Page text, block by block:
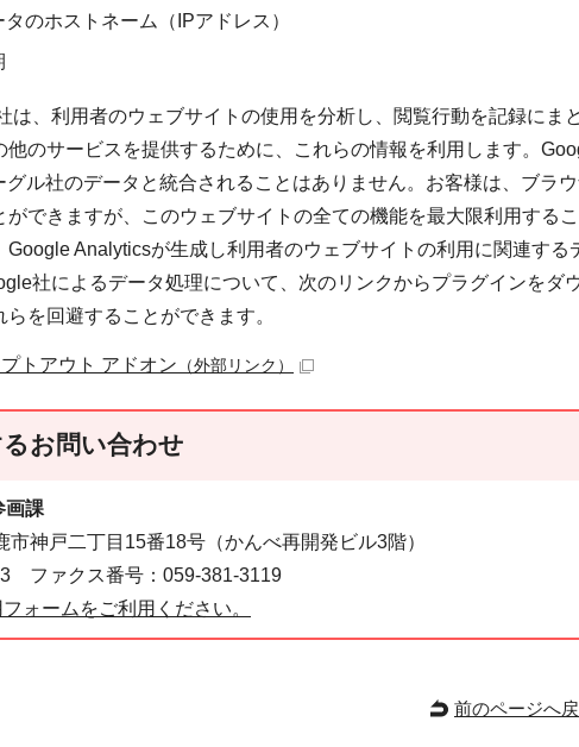
のホストネーム（IPアドレス）
、利用者のウェブサイトの使用を分析し、閲覧行動を記録にま
のサービスを提供するために、これらの情報を利用します。
ル社のデータと統合されることはありません。お客様は、ブラ
ができますが、このウェブサイトの全ての機能を最大限利用する
Analyticsが生成し利用者のウェブサイトの利用に関連する
社によるデータ処理について、次のリンクからプラグインをダ
を回避することができます。
トアウト アドオン （外部リンク）
お問い合わせ
課
神戸二丁目15番18号（かんべ再開発ビル3階）
ファクス番号：059-381-3119
ォームをご利用ください。
前のページへ